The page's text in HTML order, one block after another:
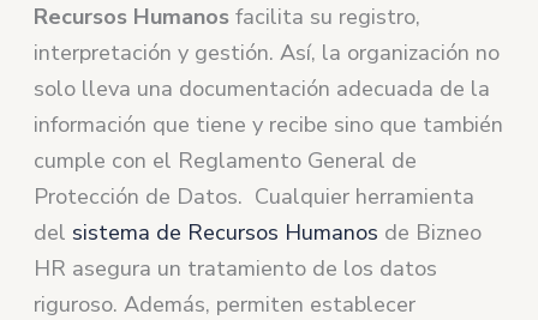
Recursos Humanos facilita su registro,
interpretación y gestión. Así, la organización no
solo lleva una documentación adecuada de la
información que tiene y recibe sino que también
cumple con el Reglamento General de
Protección de Datos. Cualquier herramienta
del sistema de Recursos Humanos de Bizneo
HR asegura un tratamiento de los datos
riguroso. Además, permiten establecer